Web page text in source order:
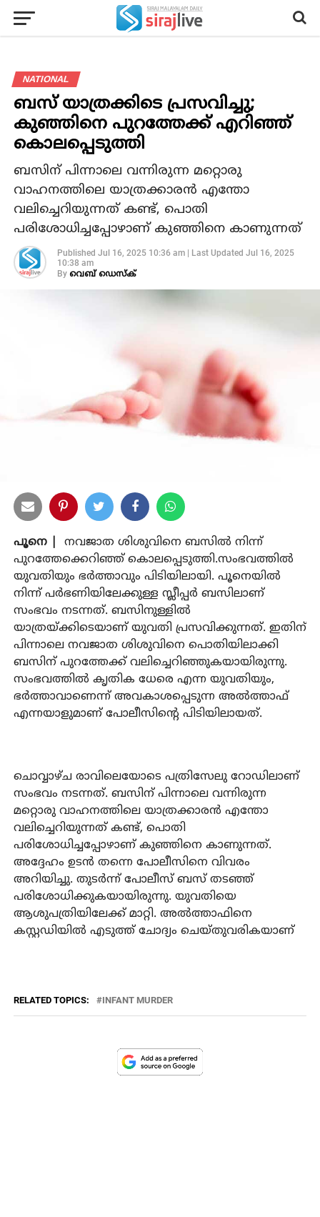
NATIONAL
ബസ് യാത്രക്കിടെ പ്രസവിച്ചു;
കുഞ്ഞിനെ പുറത്തേക്ക് എറിഞ്ഞ്
കൊലപ്പെടുത്തി
ബസിന് പിന്നാലെ വന്നിരുന്ന മറ്റൊരു
വാഹനത്തിലെ യാത്രക്കാരന്‍ എന്തോ
വലിച്ചെറിയുന്നത് കണ്ട്, പൊതി
പരിശോധിച്ചപ്പോഴാണ് കുഞ്ഞിനെ കാണുന്നത്
Published Jul 16, 2025 10:36 am| Last Updated Jul 16, 2025
10:38 am
By വെബ് ഡെസ്‌ക്
പൂനെ |
നവജാത ശിശുവിനെ ബസില്‍ നിന്ന്
പുറത്തേക്കെറിഞ്ഞ് കൊലപ്പെടുത്തി.സംഭവത്തില്‍
യുവതിയും ഭര്‍ത്താവും പിടിയിലായി. പൂനെയില്‍
നിന്ന് പര്‍ഭണിയിലേക്കുള്ള സ്ലീപ്പര്‍ ബസിലാണ്
സംഭവം നടന്നത്. ബസിനുള്ളില്‍
യാത്രയ്ക്കിടെയാണ് യുവതി പ്രസവിക്കുന്നത്. ഇതിന്
പിന്നാലെ നവജാത ശിശുവിനെ പൊതിയിലാക്കി
ബസിന് പുറത്തേക്ക് വലിച്ചെറിഞ്ഞുകയായിരുന്നു.
സംഭവത്തില്‍ കൃതിക ധേരെ എന്ന യുവതിയും,
ഭര്‍ത്താവാണെന്ന് അവകാശപ്പെടുന്ന അല്‍ത്താഫ്
എന്നയാളുമാണ് പോലീസിന്റെ പിടിയിലായത്.
ചൊവ്വാഴ്ച രാവിലെയോടെ പത്രിസേലു റോഡിലാണ്
സംഭവം നടന്നത്. ബസിന് പിന്നാലെ വന്നിരുന്ന
മറ്റൊരു വാഹനത്തിലെ യാത്രക്കാരന്‍ എന്തോ
വലിച്ചെറിയുന്നത് കണ്ട്, പൊതി
പരിശോധിച്ചപ്പോഴാണ് കുഞ്ഞിനെ കാണുന്നത്.
അദ്ദേഹം ഉടന്‍ തന്നെ പോലീസിനെ വിവരം
അറിയിച്ചു. തുടര്‍ന്ന് പോലീസ് ബസ് തടഞ്ഞ്
പരിശോധിക്കുകയായിരുന്നു. യുവതിയെ
ആശുപത്രിയിലേക്ക് മാറ്റി. അല്‍ത്താഫിനെ
കസ്റ്റഡിയില്‍ എടുത്ത് ചോദ്യം ചെയ്തുവരികയാണ്
RELATED TOPICS: INFANT MURDER